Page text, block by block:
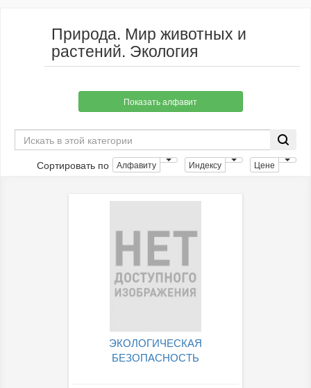
Природа. Мир животных и
растений. Экология
Показать алфавит
Сортировать по Алфавиту Индексу Цене
ЭКОЛОГИЧЕСКАЯ
БЕЗОПАСНОСТЬ